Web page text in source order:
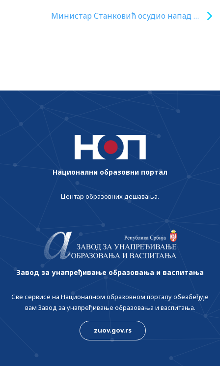
Министар Станковић осудио напад на
Национални образовни портал
Центар образовних дешавања.
Завод за унапређивање образовања и васпитања
Све сервисе на Националном образовном порталу обезбеђује
вам Завод за унапређивање образовања и васпитања.
zuov.gov.rs